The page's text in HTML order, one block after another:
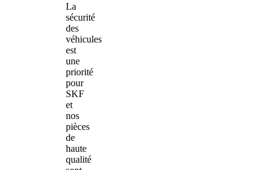
La
sécurité
des
véhicules
est
une
priorité
pour
SKF
et
nos
pièces
de
haute
qualité